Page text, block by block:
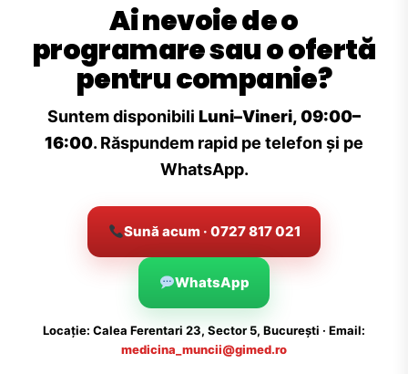
Ai nevoie de o
programare sau o ofertă
pentru companie?
Suntem disponibili Luni–Vineri, 09:00–
16:00. Răspundem rapid pe telefon și pe
WhatsApp.
Sună acum · 0727 817 021
WhatsApp
Locație: Calea Ferentari 23, Sector 5, București · Email:
medicina_muncii@gimed.ro